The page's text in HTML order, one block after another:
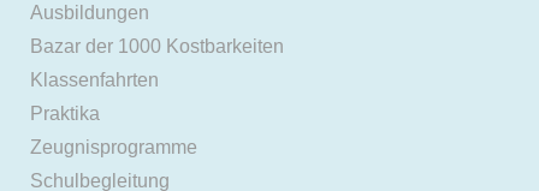
Ausbildungen
Bazar der 1000 Kostbarkeiten
Klassenfahrten
Praktika
Zeugnisprogramme
Schulbegleitung